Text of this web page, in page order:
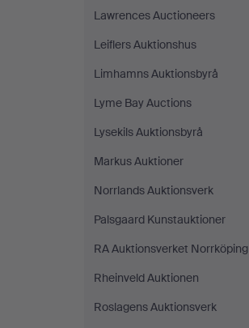
Lawrences Auctioneers
Leiflers Auktionshus
Limhamns Auktionsbyrå
Lyme Bay Auctions
Lysekils Auktionsbyrå
Markus Auktioner
Norrlands Auktionsverk
Palsgaard Kunstauktioner
RA Auktionsverket Norrköping
Rheinveld Auktionen
Roslagens Auktionsverk